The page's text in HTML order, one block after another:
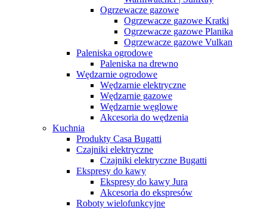
Ogrzewacze gazowe
Ogrzewacze gazowe Kratki
Ogrzewacze gazowe Planika
Ogrzewacze gazowe Vulkan
Paleniska ogrodowe
Paleniska na drewno
Wędzarnie ogrodowe
Wędzarnie elektryczne
Wędzarnie gazowe
Wędzarnie węglowe
Akcesoria do wędzenia
Kuchnia
Produkty Casa Bugatti
Czajniki elektryczne
Czajniki elektryczne Bugatti
Ekspresy do kawy
Ekspresy do kawy Jura
Akcesoria do ekspresów
Roboty wielofunkcyjne